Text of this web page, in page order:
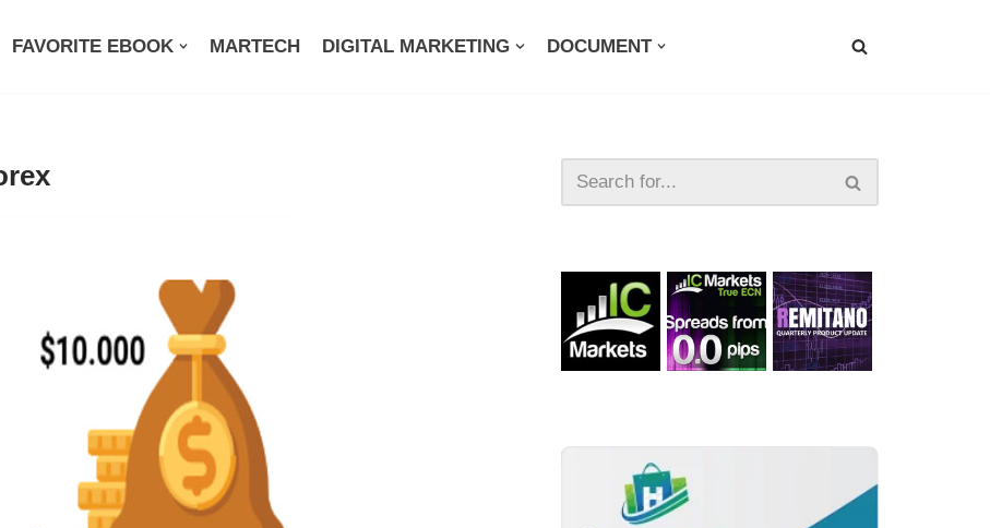
FAVORITE EBOOK MARTECH DIGITAL MARKETING DOCUMENT